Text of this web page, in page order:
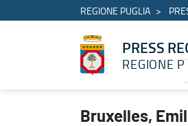
REGIONE PUGLIA
PRESS
REGIONE
Bruxelles, Emiliano all'apertura della
Bruxelles,